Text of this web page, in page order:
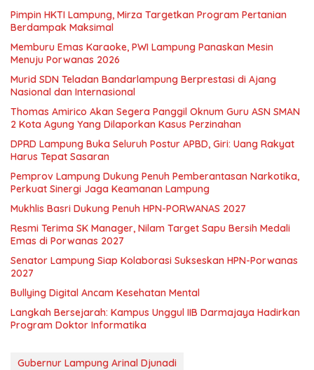
Pimpin HKTI Lampung, Mirza Targetkan Program Pertanian
Berdampak Maksimal
Memburu Emas Karaoke, PWI Lampung Panaskan Mesin
Menuju Porwanas 2026
Murid SDN Teladan Bandarlampung Berprestasi di Ajang
Nasional dan Internasional
Thomas Amirico Akan Segera Panggil Oknum Guru ASN SMAN
2 Kota Agung Yang Dilaporkan Kasus Perzinahan
DPRD Lampung Buka Seluruh Postur APBD, Giri: Uang Rakyat
Harus Tepat Sasaran
Pemprov Lampung Dukung Penuh Pemberantasan Narkotika,
Perkuat Sinergi Jaga Keamanan Lampung
Mukhlis Basri Dukung Penuh HPN-PORWANAS 2027
Resmi Terima SK Manager, Nilam Target Sapu Bersih Medali
Emas di Porwanas 2027
Senator Lampung Siap Kolaborasi Sukseskan HPN-Porwanas
2027
Bullying Digital Ancam Kesehatan Mental
Langkah Bersejarah: Kampus Unggul IIB Darmajaya Hadirkan
Program Doktor Informatika
Gubernur Lampung Arinal Djunadi